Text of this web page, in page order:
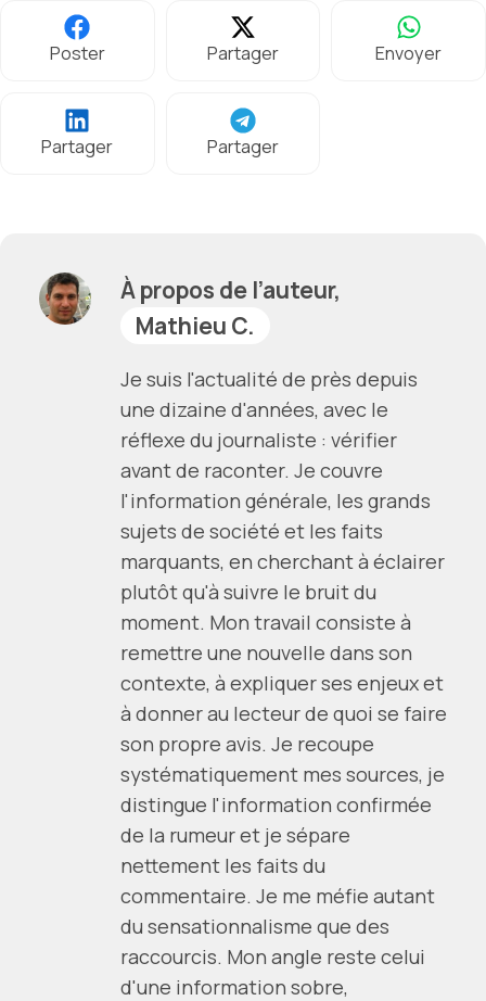
Poster Partager Envoyer
Partager Partager
À propos de l’auteur,
Mathieu C.
Je suis l'actualité de près depuis
une dizaine d'années, avec le
réflexe du journaliste : vérifier
avant de raconter. Je couvre
l'information générale, les grands
sujets de société et les faits
marquants, en cherchant à éclairer
plutôt qu'à suivre le bruit du
moment. Mon travail consiste à
remettre une nouvelle dans son
contexte, à expliquer ses enjeux et
à donner au lecteur de quoi se faire
son propre avis. Je recoupe
systématiquement mes sources, je
distingue l'information confirmée
de la rumeur et je sépare
nettement les faits du
commentaire. Je me méfie autant
du sensationnalisme que des
raccourcis. Mon angle reste celui
d'une information sobre,